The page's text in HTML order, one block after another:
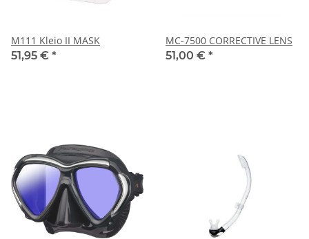
M111 Kleio II MASK
51,95 € *
MC-7500 CORRECTIVE LENS
51,00 € *